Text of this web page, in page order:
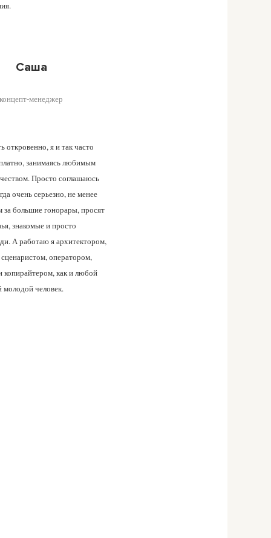
Саша
концепт-менеджер
откровенно, я и так часто
занимаясь любимым
Просто соглашаюсь
очень серьезно, не менее
за большие гонорары, просят
знакомые и просто
А работаю я архитектором,
оператором,
копирайтером, как и любой
человек.